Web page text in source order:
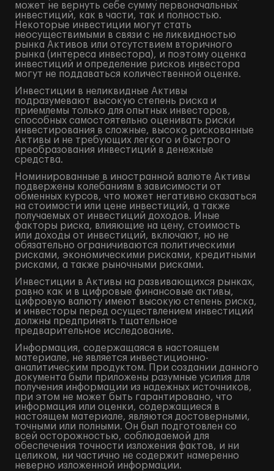
может не вернуть себе сумму первоначальных
инвестиций, как в части, так и полностью.
Некоторые инвестиции могут стать
неосуществимыми в связи с не ликвидностью
рынка Активов или отсутствием вторичного
рынка (интереса инвестора), и поэтому оценка
инвестиций и определение рисков инвестора
могут не поддаваться количественной оценке.
Инвестиции в неликвидные Активы
подразумевают высокую степень риска и
приемлемы только для опытных инвесторов,
способных самостоятельно оценивать риски
инвестирования в сложные, высоко рискованные
Активы и не требующих легкого и быстрого
преобразования инвестиций в денежные
средства.
Номинированные в иностранной валюте Активы
подвержены колебаниям в зависимости от
обменных курсов, что может негативно сказаться
на стоимости или цене инвестиций, а также
получаемых от инвестиций доходов. Иные
факторы риска, влияющие на цену, стоимость
или доходы от инвестиций, включают, но не
обязательно ограничиваются политическими
рисками, экономическими рисками, кредитными
рисками, а также рыночными рисками.
Инвестиции в Активы на развивающихся рынках,
равно как и в цифровые финансовые активы,
цифровую валюту имеют высокую степень риска,
и инвесторы перед осуществлением инвестиций
должны предпринять тщательное
предварительное исследование.
Информация, содержащаяся в настоящем
материале, не является инвестиционно-
аналитическим продуктом. При создании данного
документа были приложены разумные усилия для
получения информации из надежных источников,
при этом не может быть гарантировано, что
информация или оценки, содержащиеся в
настоящем материале, являются достоверными,
точными или полными. Он был подготовлен со
всей осторожностью, соблюдаемой для
обеспечения точности изложения фактов, и ни
целиком, ни частично не содержит намеренно
неверно изложенной информации.